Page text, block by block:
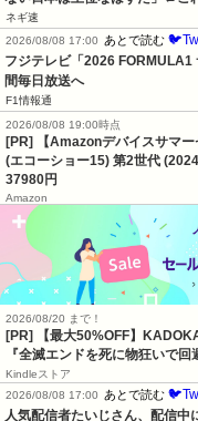
ネギ速
2026/08/08 17:00
あとで読む
フジテレビ「2026 FORMULA1
間毎日放送へ
F1情報通
2026/08/08 19:00時点
[PR] 【Amazonデバイスサマ
(エコーショー15) 第2世代
37980円
Amazon
2026/08/20 まで！
[PR]
【最大50%OFF】
『全滅エンドを死に物狂いで
Kindleストア
2026/08/08 17:00
あとで読む
人気配信者たいじさん、配信